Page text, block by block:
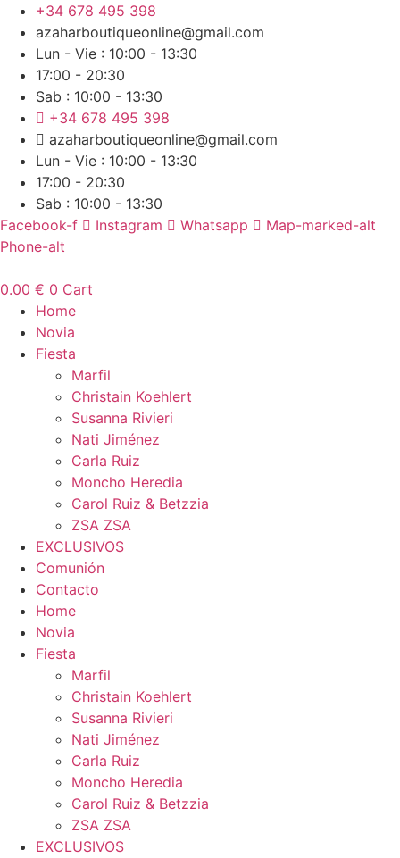
contenido
+34 678 495 398
azaharboutiqueonline@gmail.com
Lun - Vie : 10:00 - 13:30
17:00 - 20:30
Sab : 10:00 - 13:30
+34 678 495 398
azaharboutiqueonline@gmail.com
Lun - Vie : 10:00 - 13:30
17:00 - 20:30
Sab : 10:00 - 13:30
Facebook-f
Instagram Whatsapp
Map-marked-alt
Phone-alt
0.00 € 0 Cart
Home
Novia
Fiesta
Marfil
Christain Koehlert
Susanna Rivieri
Nati Jiménez
Carla Ruiz
Moncho Heredia
Carol Ruiz & Betzzia
ZSA ZSA
EXCLUSIVOS
Comunión
Contacto
Home
Novia
Fiesta
Marfil
Christain Koehlert
Susanna Rivieri
Nati Jiménez
Carla Ruiz
Moncho Heredia
Carol Ruiz & Betzzia
ZSA ZSA
EXCLUSIVOS